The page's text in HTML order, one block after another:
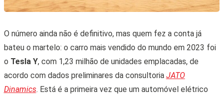
O número ainda não é definitivo, mas quem fez a conta já
bateu o martelo: o carro mais vendido do mundo em 2023 foi
o Tesla Y, com 1,23 milhão de unidades emplacadas, de
acordo com dados preliminares da consultoria JATO
Dinamics. Está é a primeira vez que um automóvel elétrico